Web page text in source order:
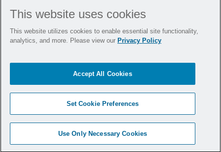
Produktetikett und/oder die Gebrauchsanweisung,
einschließlich der Anweisungen zur Reinigung und
Sterilisation (falls zutreffend), lesen.
Kontaktieren Sie uns
Stellenangebote
Standorte
Blog Veranstaltungen
Richtlinien
This website uses cookies
This website utilizes cookies to enable essential site functionality,
analytics, and more. Please view our Privacy Policy
Set Cookie Preferences
Use Only Necessary Cookies
Accept All Cookies